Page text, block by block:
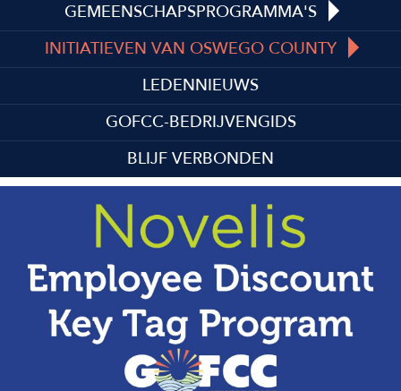
GEMEENSCHAPSPROGRAMMA'S
INITIATIEVEN VAN OSWEGO COUNTY
LEDENNIEUWS
GOFCC-BEDRIJVENGIDS
BLIJF VERBONDEN